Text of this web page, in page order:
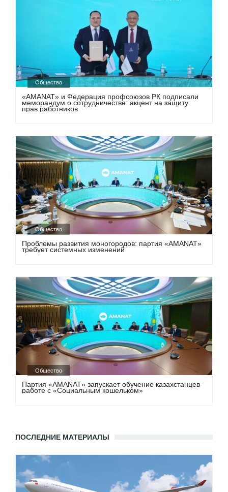
Общество
«AMANAT» и Федерация профсоюзов РК подписали
меморандум о сотрудничестве: акцент на защиту
прав работников
Общество
Проблемы развития моногородов: партия «AMANAT»
требует системных изменений
Общество
Партия «AMANAT» запускает обучение казахстанцев
работе с «Социальным кошельком»
ПОСЛЕДНИЕ МАТЕРИАЛЫ